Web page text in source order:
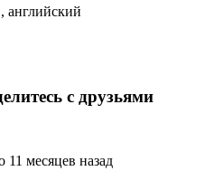
английский
с друзьями
месяцев назад